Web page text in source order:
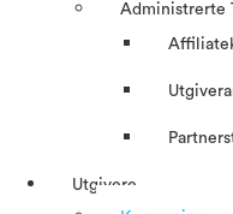
Administrerte
Utgivere